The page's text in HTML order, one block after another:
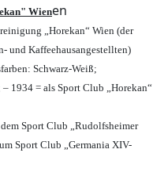
Wienen
„Horekan“ Wien (der
und Kaffeehausangestellten)
Schwarz-Weiß;
1934 = als Sport Club „Horekan“
Sport Club „Rudolfsheimer
Sport Club „Germania XIV-